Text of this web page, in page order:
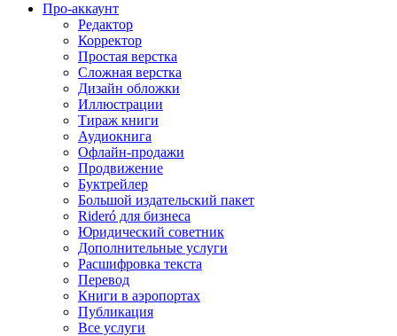
Про-аккаунт
Редактор
Корректор
Простая верстка
Сложная верстка
Дизайн обложки
Иллюстрации
Тираж книги
Аудиокнига
Офлайн-продажи
Продвижение
Буктрейлер
Большой издательский пакет
Rideró для бизнеса
Юридический советник
Дополнительные услуги
Расшифровка текста
Перевод
Книги в аэропортах
Публикация
Все услуги